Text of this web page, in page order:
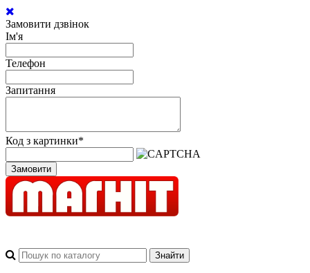
Замовити дзвінок
Ім'я
Телефон
Запитання
Код з картинки*
Замовити